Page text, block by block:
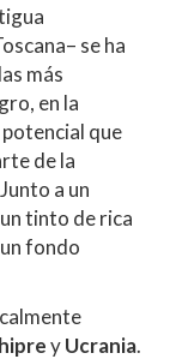
se ha
más
en la
que
de la
a un
tinto de rica
fondo
yUcrania.